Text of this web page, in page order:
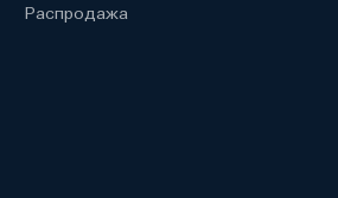
Распродажа